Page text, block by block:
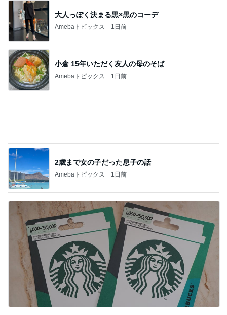
小倉 15年いただく友人の母のそば
Amebaトピックス 1日前
夫の分も購入したお得なカード
Amebaトピックス 15時間前
記事を読む